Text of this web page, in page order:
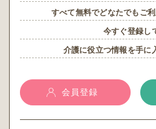
すべて無料でどなたでもご利
今すぐ登録し
介護に役立つ情報を手に
会員登録